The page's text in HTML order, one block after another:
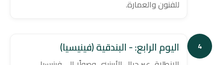
للفنون والعمارة.
4 اليوم الرابع: - البندقية (فينيسيا)